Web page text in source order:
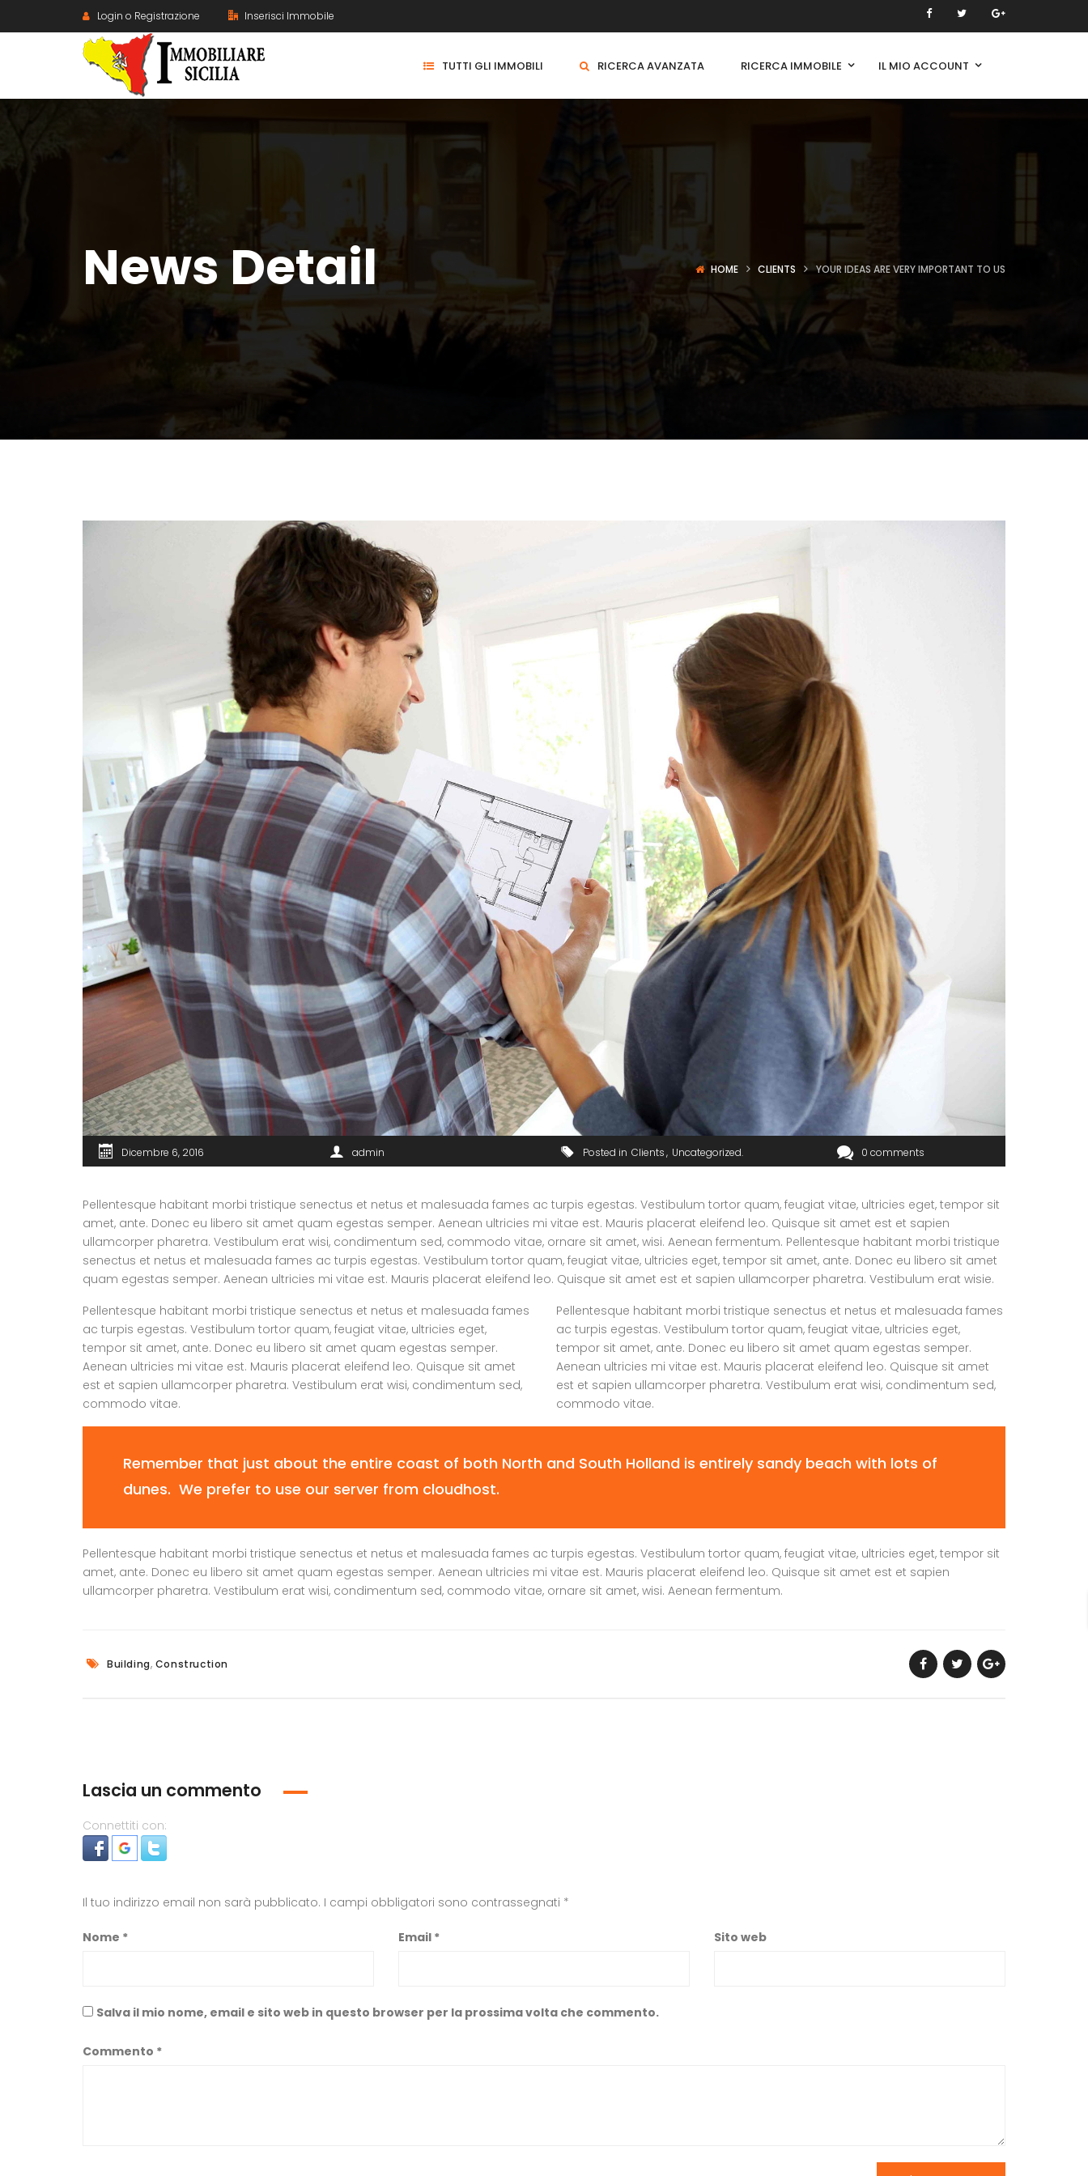
Login o Registrazione Inserisci Immobile
TUTTI GLI IMMOBILI RICERCA AVANZATA RICERCA IMMOBILE IL MIO ACCOUNT
News Detail HOME CLIENTS YOUR IDEAS ARE VERY IMPORTANT TO US
Dicembre 6, 2016 admin Posted in Clients Uncategorized 0 comments
Pellentesque habitant morbi tristique senectus et netus et malesuada fames ac turpis egestas. Vestibulum tortor quam, feugiat vitae, ultricies eget, tempor sit
amet, ante. Donec eu libero sit amet quam egestas semper. Aenean ultricies mi vitae est. Mauris placerat eleifend leo. Quisque sit amet est et sapien
ullamcorper pharetra. Vestibulum erat wisi, condimentum sed, commodo vitae, ornare sit amet, wisi. Aenean fermentum. Pellentesque habitant morbi tristique
senectus et netus et malesuada fames ac turpis egestas. Vestibulum tortor quam, feugiat vitae, ultricies eget, tempor sit amet, ante. Donec eu libero sit amet
quam egestas semper. Aenean ultricies mi vitae est. Mauris placerat eleifend leo. Quisque sit amet est et sapien ullamcorper pharetra. Vestibulum erat wisie.
Pellentesque habitant morbi tristique senectus et netus et malesuada fames
ac turpis egestas. Vestibulum tortor quam, feugiat vitae, ultricies eget,
tempor sit amet, ante. Donec eu libero sit amet quam egestas semper.
Aenean ultricies mi vitae est. Mauris placerat eleifend leo. Quisque sit amet
est et sapien ullamcorper pharetra. Vestibulum erat wisi, condimentum sed,
commodo vitae.
Pellentesque habitant morbi tristique senectus et netus et malesuada fames
ac turpis egestas. Vestibulum tortor quam, feugiat vitae, ultricies eget,
tempor sit amet, ante. Donec eu libero sit amet quam egestas semper.
Aenean ultricies mi vitae est. Mauris placerat eleifend leo. Quisque sit amet
est et sapien ullamcorper pharetra. Vestibulum erat wisi, condimentum sed,
commodo vitae.
Remember that just about the entire coast of both North and South Holland is entirely sandy beach with lots of
dunes. We prefer to use our server from cloudhost.
Pellentesque habitant morbi tristique senectus et netus et malesuada fames ac turpis egestas. Vestibulum tortor quam, feugiat vitae, ultricies eget, tempor sit
amet, ante. Donec eu libero sit amet quam egestas semper. Aenean ultricies mi vitae est. Mauris placerat eleifend leo. Quisque sit amet est et sapien
ullamcorper pharetra. Vestibulum erat wisi, condimentum sed, commodo vitae, ornare sit amet, wisi. Aenean fermentum.
Building, Construction
Lascia un commento
Connettiti con:
Il tuo indirizzo email non sarà pubblicato. I campi obbligatori sono contrassegnati *
Nome * Email * Sito web
Salva il mio nome, email e sito web in questo browser per la prossima volta che commento.
Commento *